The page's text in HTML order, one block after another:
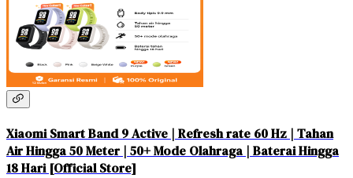
Xiaomi Smart Band 9 Active | Refresh rate 60 Hz | Tahan
Air Hingga 50 Meter | 50+ Mode Olahraga | Baterai Hingga
18 Hari [Official Store]